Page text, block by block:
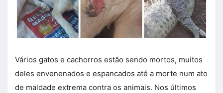
Vários gatos e cachorros estão sendo mortos, muitos
deles envenenados e espancados até a morte num ato
de maldade extrema contra os animais. Nos últimos